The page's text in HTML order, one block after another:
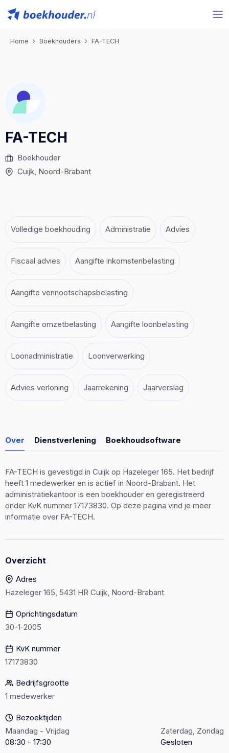
Home Boekhouders FA-TECH
FA-TECH
Boekhouder
Cuijk, Noord-Brabant
Volledige boekhouding Administratie Advies
Fiscaal advies Aangifte inkomstenbelasting
Aangifte vennootschapsbelasting
Aangifte omzetbelasting Aangifte loonbelasting
Loonadministratie Loonverwerking
Advies verloning Jaarrekening Jaarverslag
Over Dienstverlening Boekhoudsoftware
FA-TECH is gevestigd in Cuijk op Hazeleger 165. Het bedrijf
heeft 1 medewerker en is actief in Noord-Brabant. Het
administratiekantoor is een boekhouder en geregistreerd
onder KvK nummer 17173830. Op deze pagina vind je meer
informatie over FA-TECH.
Overzicht
Adres
Hazeleger 165, 5431 HR Cuijk, Noord-Brabant
Oprichtingsdatum
30-1-2005
KvK nummer
17173830
Bedrijfsgrootte
1 medewerker
Bezoektijden
Maandag - Vrijdag
08:30 - 17:30
Zaterdag, Zondag
Gesloten